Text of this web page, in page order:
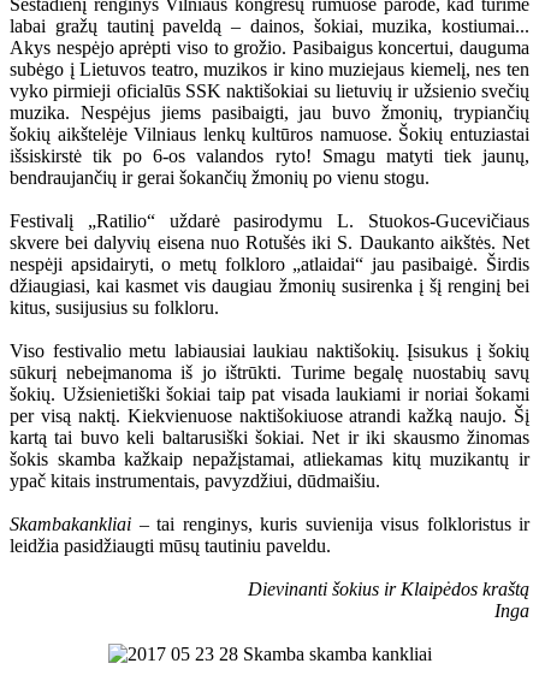
labai gražų tautinį paveldą – dainos, šokiai, muzika, kostiumai...
Akys nespėjo aprėpti viso to grožio. Pasibaigus koncertui, dauguma
subėgo į Lietuvos teatro, muzikos ir kino muziejaus kiemelį, nes ten
vyko pirmieji oficialūs SSK naktišokiai su lietuvių ir užsienio svečių
muzika. Nespėjus jiems pasibaigti, jau buvo žmonių, trypiančių
šokių aikštelėje Vilniaus lenkų kultūros namuose. Šokių entuziastai
išsiskirstė tik po 6-os valandos ryto! Smagu matyti tiek jaunų,
bendraujančių ir gerai šokančių žmonių po vienu stogu.
Festivalį „Ratilio“ uždarė pasirodymu L. Stuokos-Gucevičiaus
skvere bei dalyvių eisena nuo Rotušės iki S. Daukanto aikštės. Net
nespėji apsidairyti, o metų folkloro „atlaidai“ jau pasibaigė. Širdis
džiaugiasi, kai kasmet vis daugiau žmonių susirenka į šį renginį bei
kitus, susijusius su folkloru.
Viso festivalio metu labiausiai laukiau naktišokių. Įsisukus į šokių
sūkurį nebeįmanoma iš jo ištrūkti. Turime begalę nuostabių savų
šokių. Užsienietiški šokiai taip pat visada laukiami ir noriai šokami
per visą naktį. Kiekvienuose naktišokiuose atrandi kažką naujo. Šį
kartą tai buvo keli baltarusiški šokiai. Net ir iki skausmo žinomas
šokis skamba kažkaip nepažįstamai, atliekamas kitų muzikantų ir
ypač kitais instrumentais, pavyzdžiui, dūdmaišiu.
Skambakankliai – tai renginys, kuris suvienija visus folkloristus ir
leidžia pasidžiaugti mūsų tautiniu paveldu.
Dievinanti šokius ir Klaipėdos kraštą
Inga